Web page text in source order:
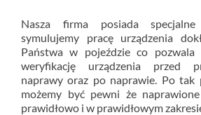
Nasza firma posiada
symulujemy pracę urządzenia
Państwa w pojeździe co pozwala
weryfikację urządzenia przed
naprawy oraz po naprawie. Po tak
możemy być pewni że
prawidłowo i w prawidłowym